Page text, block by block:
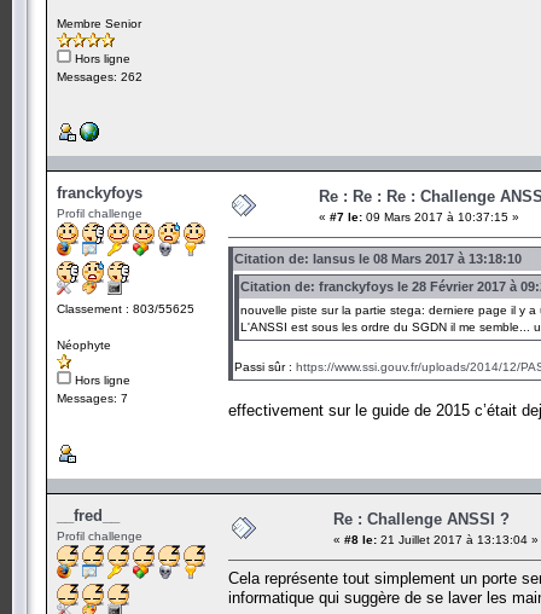
Membre Senior
Hors ligne
Messages: 262
franckyfoys
Profil challenge
Classement : 803/55625
Néophyte
Hors ligne
Messages: 7
Re : Re : Re : Challenge
« #7 le: 09 Mars 2017 à 10:37:15 »
Citation de: Iansus le 08 Mars 2017 à 13:18:10
Citation de: franckyfoys le 28 Février 2017 à
nouvelle piste sur la partie stega: derniere page il y
L'ANSSI est sous les ordre du SGDN il me
Passi sûr : https://www.ssi.gouv.fr/uploads/2014/12/
effectivement sur le guide de 2015 c’était
__fred__
Profil challenge
Re : Challenge ANSSI ?
« #8 le: 21 Juillet 2017 à 13:13:04 »
Cela représente tout simplement un porte
informatique qui suggère de se laver les